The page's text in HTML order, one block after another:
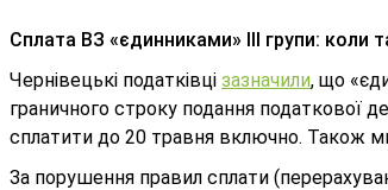
Сплата ВЗ «єдинниками» III групи: коли
Чернівецькі податківці зазначили, що
граничного строку подання податкової
сплатити до 20 травня включно. Також
За порушення правил сплати